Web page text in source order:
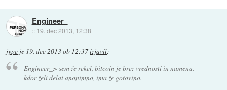
Engineer_
:: 19. dec 2013, 12:38
jype je 19. dec 2013 ob 12:37izjavil:
Engineer_> sem že rekel, bitcoin je brez vrednosti in namena.
kdor želi delat anonimno, ima že gotovino.